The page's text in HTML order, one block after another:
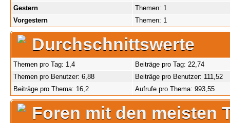
Gestern
Themen: 1
Vorgestern
Themen: 1
Durchschnittswerte
Themen pro Tag: 1,4
Beiträge pro Tag: 22,74
Themen pro Benutzer: 6,88
Beiträge pro Benutzer: 111,52
Beiträge pro Thema: 16,2
Aufrufe pro Thema: 993,55
Foren mit den meisten